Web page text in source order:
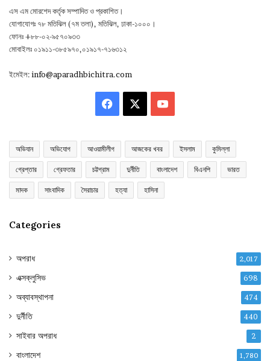
এস এম মোরশেদ কর্তৃক সম্পাদিত ও প্রকাশিত।
যোগাযোগঃ ৭৮ মতিঝিল (৭ম তলা), মতিঝিল, ঢাকা-১০০০।
ফোনঃ +৮৮-০২-৯৫৭০৯৩৩
মোবাইলঃ ০১৯১১-৩৮৫৯৭০,০১৯১৭-৭১৬৩১২
ইমেইল:info@aparadhbichitra.com
Facebook YouTube
অভিযান অভিযোগ আওয়ামীলীগ আজকের খবর ইসলাম কুমিল্লা
গ্রেপ্তার গ্রেফতার চট্টগ্রাম দুর্নীতি বাংলাদেশ বিএনপি ভারত
মাদক সাংবাদিক সৈরাচার হত্যা হাসিনা
Categories
অপরাধ 2,017
এক্সক্লুসিভ 698
অব্যাবস্থাপনা 474
দুর্নীতি 440
সাইবার অপরাধ 2
বাংলাদেশ 1,780